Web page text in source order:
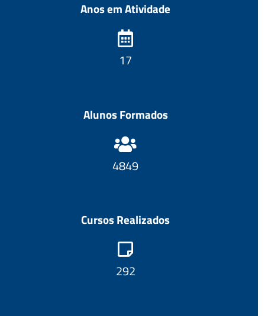
Anos em Atividade
18
Alunos Formados
5076
Cursos Realizados
306